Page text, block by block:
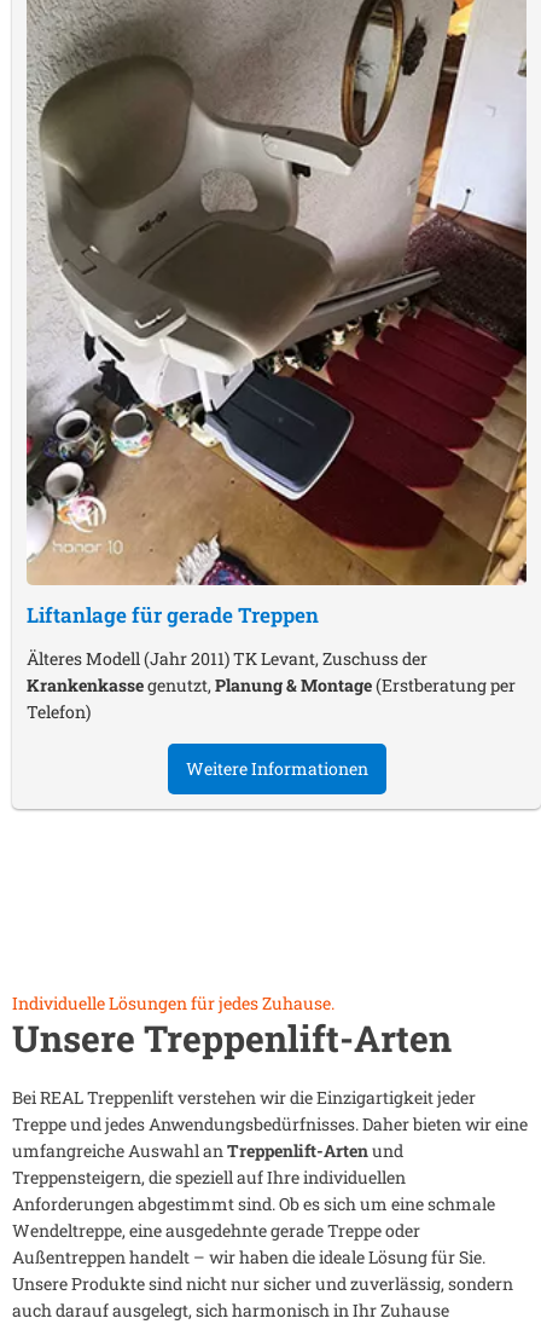
Liftanlage für gerade Treppen
Älteres Modell (Jahr 2011) TK Levant, Zuschuss der
Krankenkassegenutzt,Planung & Montage(Erstberatung per
Telefon)
Weitere Informationen
Individuelle Lösungen für jedes Zuhause.
Unsere Treppenlift-Arten
Bei REAL Treppenlift verstehen wir die Einzigartigkeit jeder
Treppe und jedes Anwendungsbedürfnisses. Daher bieten wir eine
umfangreiche Auswahl anTreppenlift-Artenund
Treppensteigern, die speziell auf Ihre individuellen
Anforderungen abgestimmt sind. Ob es sich um eine schmale
Wendeltreppe, eine ausgedehnte gerade Treppe oder
Außentreppen handelt – wir haben die ideale Lösung für Sie.
Unsere Produkte sind nicht nur sicher und zuverlässig, sondern
auch darauf ausgelegt, sich harmonisch in Ihr Zuhause